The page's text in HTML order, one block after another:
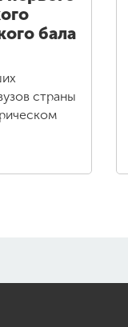
бала
страны